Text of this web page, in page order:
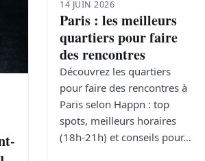
14 JUIN 2026
Paris : les meilleurs
quartiers pour faire
des rencontres
Découvrez les quartiers
pour faire des rencontres à
Paris selon Happn : top
spots, meilleurs horaires
(18h-21h) et conseils pour…